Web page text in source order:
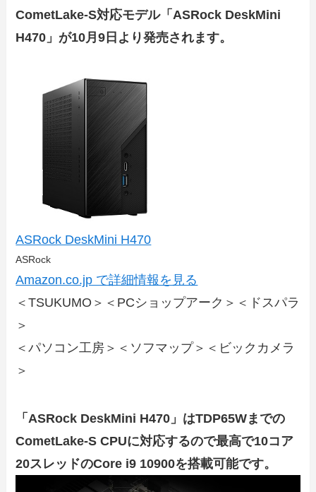
CometLake-S対応モデル「ASRock DeskMini
H470」が10月9日より発売されます。
ASRock DeskMini H470
ASRock
Amazon.co.jp で詳細情報を見る
＜TSUKUMO＞＜PCショップアーク＞＜ドスパラ
＞
＜パソコン工房＞＜ソフマップ＞＜ビックカメラ
＞
「ASRock DeskMini H470」はTDP65Wまでの
CometLake-S CPUに対応するので最高で10コア
20スレッドのCore i9 10900を搭載可能です。